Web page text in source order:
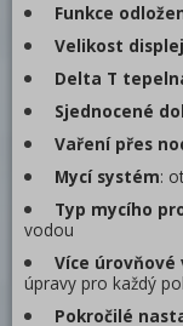
Funkce
Velikost
Delta T
Sjednocené
Vaření přes
Mycí systém:
Typ mycího
vodou
Více úrovňové
úpravy pro každý
Pokročilé